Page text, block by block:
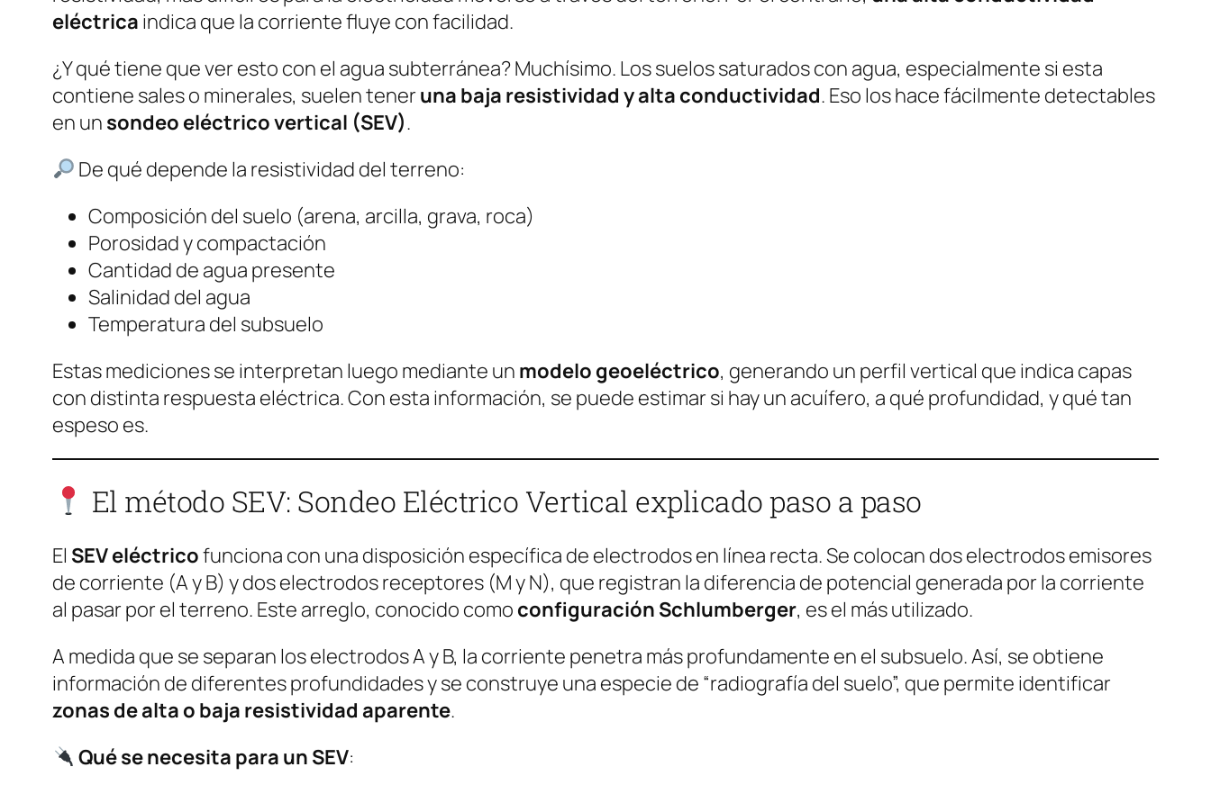
eléctrica indica que la corriente fluye con facilidad.
¿Y qué tiene que ver esto con el agua subterránea? Muchísimo. Los suelos saturados con agua, especialmente si esta
contiene sales o minerales, suelen tener una baja resistividad y alta conductividad. Eso los hace fácilmente detectables
en un sondeo eléctrico vertical (SEV).
De qué depende la resistividad del terreno:
Composición del suelo (arena, arcilla, grava, roca)
Porosidad y compactación
Cantidad de agua presente
Salinidad del agua
Temperatura del subsuelo
Estas mediciones se interpretan luego mediante un modelo geoeléctrico, generando un perfil vertical que indica capas
con distinta respuesta eléctrica. Con esta información, se puede estimar si hay un acuífero, a qué profundidad, y qué tan
espeso es.
El método SEV: Sondeo Eléctrico Vertical explicado paso a paso
El SEV eléctricofunciona con una disposición específica de electrodos en línea recta. Se colocan dos electrodos emisores
de corriente (A y B) y dos electrodos receptores (M y N), que registran la diferencia de potencial generada por la corriente
al pasar por el terreno. Este arreglo, conocido como configuración Schlumberger, es el más utilizado.
A medida que se separan los electrodos A y B, la corriente penetra más profundamente en el subsuelo. Así, se obtiene
información de diferentes profundidades y se construye una especie de “radiografía del suelo”, que permite identificar
zonas de alta o baja resistividad aparente.
Qué se necesita para un SEV: